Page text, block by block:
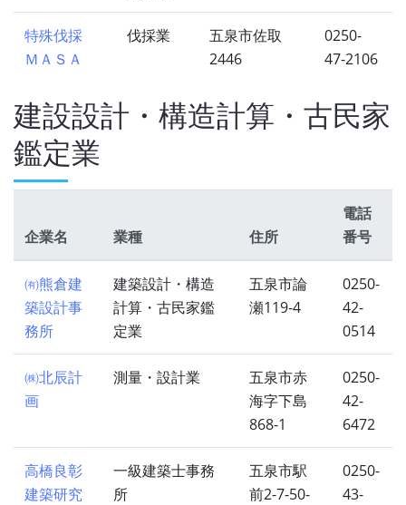
特殊伐採
ＭＡＳＡ
伐採業
五泉市佐取
2446
0250-
47-2106
建設設計・構造計算・古民家
鑑定業
企業名 業種 住所
電話
番号
㈲熊倉建
築設計事
務所
建築設計・構造
計算・古民家鑑
定業
五泉市論
瀬119-4
0250-
42-
0514
㈱北辰計
画
測量・設計業
五泉市赤
海字下島
868-1
0250-
42-
6472
高橋良彰
建築研究
一級建築士事務
所
五泉市駅
前2-7-50-
0250-
43-